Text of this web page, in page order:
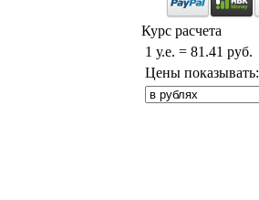
Курс расчета
1 у.е. = 81.41 руб.
Цены показывать: